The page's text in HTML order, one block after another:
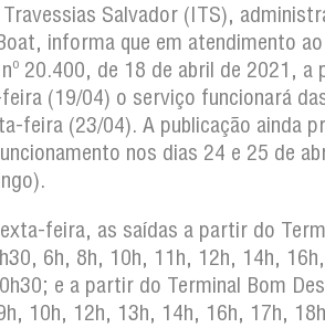
Salvador (ITS),
informa que em atendimento
20.400, de 18 de abril de 2021, a
(19/04) o serviço funcionará
feira (23/04). A publicação ainda
nos dias 24 e 25 de
feira, as saídas a partir do
6h, 8h, 10h, 11h, 12h, 14h,
e a partir do Terminal Bom
10h, 12h, 13h, 14h, 16h, 17h,